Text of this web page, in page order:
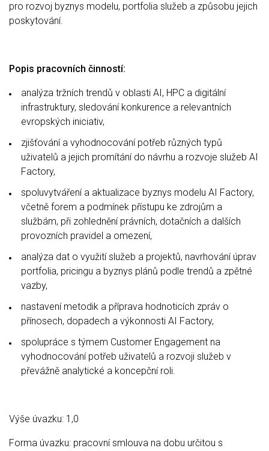
pro rozvoj byznys modelu, portfolia služeb a způsobu jejich
poskytování.
Popis pracovních činností:
analýza tržních trendů v oblasti AI, HPC a digitální
infrastruktury, sledování konkurence a relevantních
evropských iniciativ,
zjišťování a vyhodnocování potřeb různých typů
uživatelů a jejich promítání do návrhu a rozvoje služeb AI
Factory,
spoluvytváření a aktualizace byznys modelu AI Factory,
včetně forem a podmínek přístupu ke zdrojům a
službám, při zohlednění právních, dotačních a dalších
provozních pravidel a omezení,
analýza dat o využití služeb a projektů, navrhování úprav
portfolia, pricingu a byznys plánů podle trendů a zpětné
vazby,
nastavení metodik a příprava hodnoticích zpráv o
přínosech, dopadech a výkonnosti AI Factory,
spolupráce s týmem Customer Engagement na
vyhodnocování potřeb uživatelů a rozvoji služeb v
převážně analytické a koncepční roli.
Výše úvazku: 1,0
Forma úvazku: pracovní smlouva na dobu určitou s